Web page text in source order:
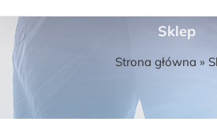
Sklep
Strona główna »